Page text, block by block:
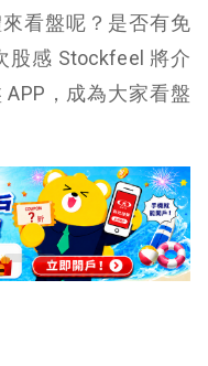
看盤呢？是否有免
股感 Stockfeel 將介
，成為大家看盤